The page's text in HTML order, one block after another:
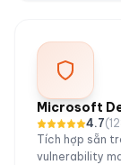
Microsoft
4.7(
Tích hợp sẵn
vulnerability